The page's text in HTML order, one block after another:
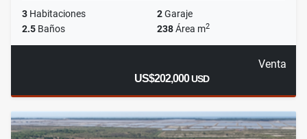
3 Habitaciones 2Garaje
2.5 Baños 238Área m2
Venta
US$202,000USD